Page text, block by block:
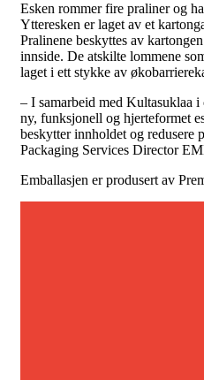
Esken rommer fire praliner og
Ytteresken er laget av et
Pralinene beskyttes av
innside. De atskilte lommene
laget i ett stykke av
– I samarbeid med Kultasuklaa
ny, funksjonell og hjerteformet
beskytter innholdet og redusere
Packaging Services Director
Emballasjen er produsert av